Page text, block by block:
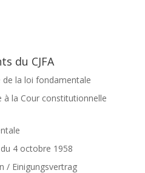
du CJFA
de la loi fondamentale
à la Cour constitutionnelle
4 octobre 1958
/ Einigungsvertrag